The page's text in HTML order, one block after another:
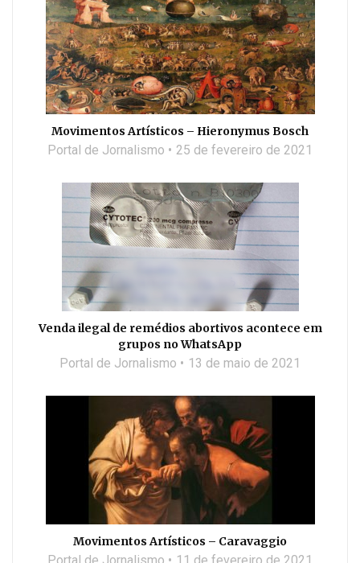
Movimentos Artísticos – Hieronymus Bosch
Portal de Jornalismo 25 de fevereiro de 2021
Venda ilegal de remédios abortivos acontece em
grupos no WhatsApp
Portal de Jornalismo 13 de maio de 2021
Movimentos Artísticos – Caravaggio